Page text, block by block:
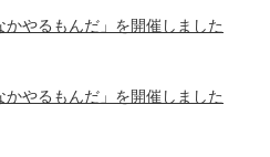
やるもんだ」を開催しました
やるもんだ」を開催しました